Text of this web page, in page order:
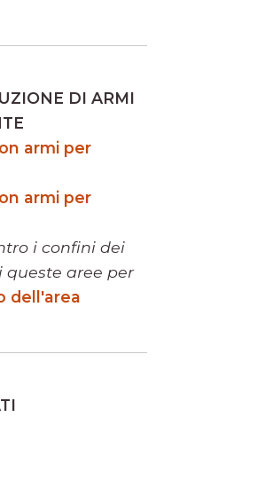
DI ARMI
armi per
armi per
i confini dei
aree per
dell'area